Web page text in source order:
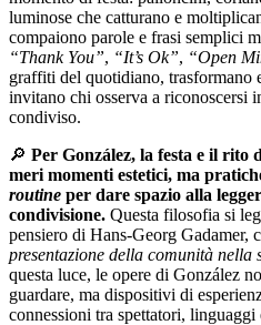
luminose che catturano e
compaiono parole e frasi semplici
“Thank You”, “It’s Ok”, “Open
graffiti del quotidiano, trasformano
invitano chi osserva a riconoscersi
condiviso.
🔎 Per González, la festa e il rito
meri momenti estetici, ma
routine per dare spazio alla
condivisione. Questa filosofia si
pensiero di Hans-Georg Gadamer,
presentazione della comunità
questa luce, le opere di González
guardare, ma dispositivi di
connessioni tra spettatori, linguaggi